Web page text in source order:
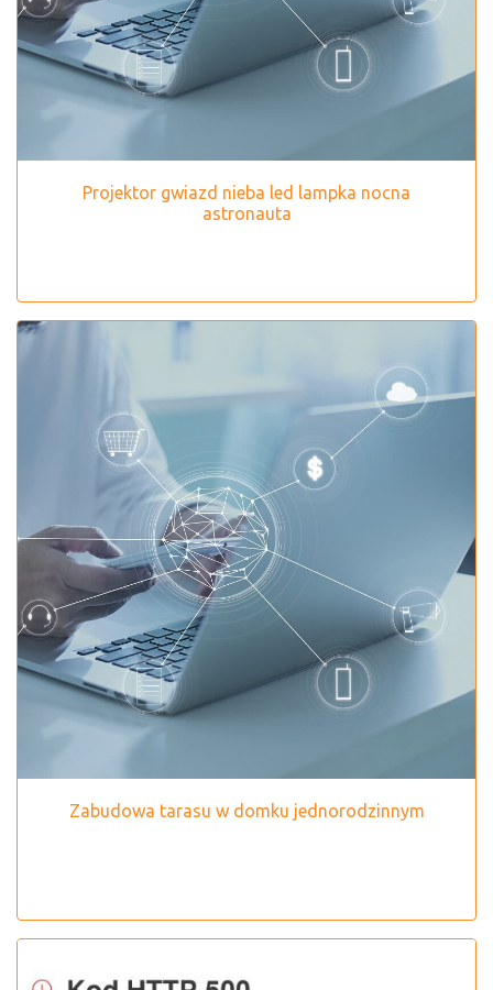
Projektor gwiazd nieba led lampka nocna
astronauta
Zabudowa tarasu w domku jednorodzinnym